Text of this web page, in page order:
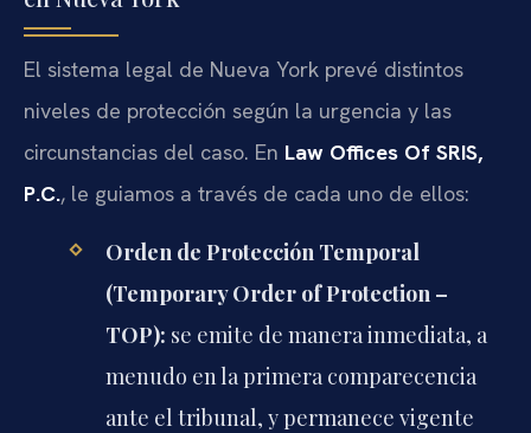
El sistema legal de Nueva York prevé distintos
niveles de protección según la urgencia y las
circunstancias del caso. En Law Offices Of SRIS,
P.C., le guiamos a través de cada uno de ellos:
Orden de Protección Temporal
(Temporary Order of Protection –
TOP): se emite de manera inmediata, a
menudo en la primera comparecencia
ante el tribunal, y permanece vigente